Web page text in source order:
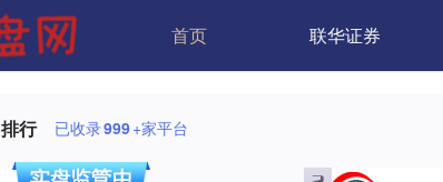
首页 联华证券
行 已收录999+家平台